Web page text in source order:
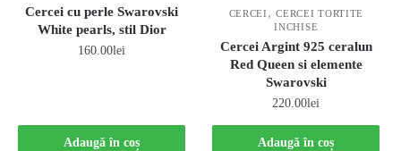
Cercei cu perle Swarovski
White pearls, stil Dior
160.00lei
Adaugă în coș
CERCEI ,CERCEI TORTITE
INCHISE
Cercei Argint 925 ceralun
Red Queen si elemente
Swarovski
220.00lei
Adaugă în coș